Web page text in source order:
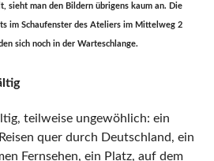
sieht man den Bildern übrigens kaum an. Die
im Schaufenster des Ateliers im Mittelweg 2
sich noch in der Warteschlange.
teilweise ungewöhlich: ein
quer durch Deutschland, ein
Fernsehen, ein Platz, auf dem